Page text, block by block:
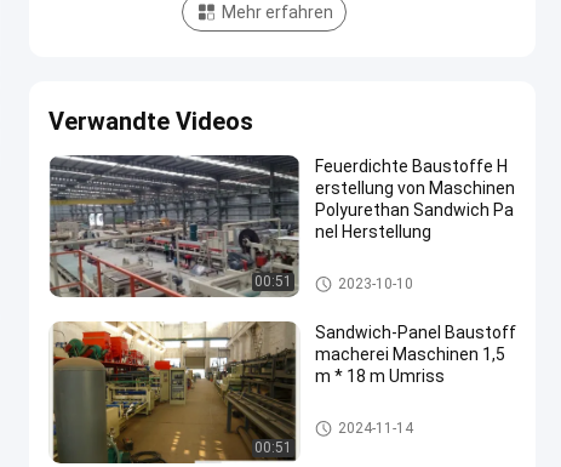
Mehr erfahren
Verwandte Videos
00:51
Feuerdichte Baustoffe H
erstellung von Maschinen
Polyurethan Sandwich Pa
nel Herstellung
Maschinen zur Herstellung vo
n Baustoffen
2023-10-10
00:51
Sandwich-Panel Baustoff
macherei Maschinen 1,5
m * 18 m Umriss
Maschinen zur Herstellung vo
n Baustoffen
2024-11-14